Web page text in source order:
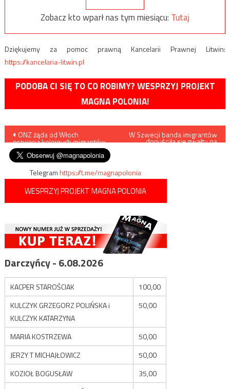
Zobacz kto wparł nas tym miesiącu: Tutaj
Dziękujemy za pomoc prawną Kancelarii Prawnej Litwin:
https://kancelaria-litwin.pl
PODOBA CI SIĘ TO CO ROBIMY? WESPRZYJ PROJEKT
MAGNA POLONIA!
Nawigacja
wpisu
ONZ żąda od Włoch
przyjęcia kolejnych migrantów
W Szwecji banda imigrantów
dopuściła się gwałtu na
Telegramhttps://t.me/magnapolonia
WESPRZYJ PROJEKT MAGNA POLONIA
Darczyńcy - 6.08.2026
KACPER STAROŚCIAK
100,00
KULCZYK GRZEGORZ POLIŃSKA i
KULCZYK KATARZYNA
50,00
MARIA KOSTRZEWA
50,00
JERZY T MICHAJŁOWICZ
50,00
KOZIOŁ BOGUSŁAW
35,00